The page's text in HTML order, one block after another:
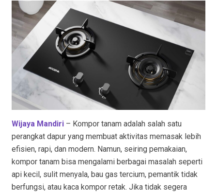
Wijaya Mandiri – Kompor tanam adalah salah satu
perangkat dapur yang membuat aktivitas memasak lebih
efisien, rapi, dan modern. Namun, seiring pemakaian,
kompor tanam bisa mengalami berbagai masalah seperti
api kecil, sulit menyala, bau gas tercium, pemantik tidak
berfungsi, atau kaca kompor retak. Jika tidak segera